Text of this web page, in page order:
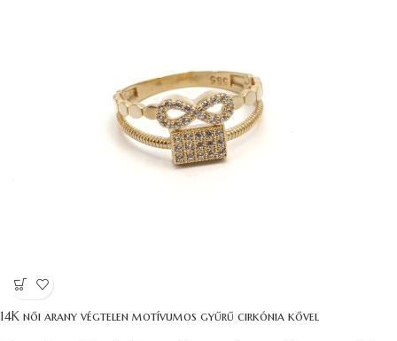
14K női arany végtelen motívumos gyűrű cirkónia kővel